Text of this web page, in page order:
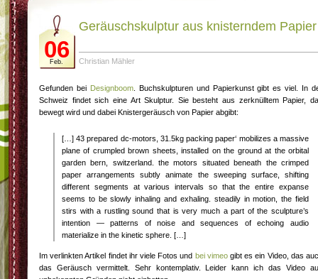
06
Feb.
Geräuschskulptur aus knisterndem Papier
Christian Mähler
Gefunden bei Designboom. Buchskulpturen und Papierkunst gibt es viel. In
Schweiz findet sich eine Art Skulptur. Sie besteht aus zerknülltem Papier,
bewegt wird und dabei Knistergeräusch von Papier abgibt:
[…] 43 prepared dc-motors, 31.5kg packing paper‘ mobilizes a massive
plane of crumpled brown sheets, installed on the ground at the orbital
garden bern, switzerland. the motors situated beneath the crimped
paper arrangements subtly animate the sweeping surface, shifting
different segments at various intervals so that the entire expanse
seems to be slowly inhaling and exhaling. steadily in motion, the field
stirs with a rustling sound that is very much a part of the sculpture’s
intention — patterns of noise and sequences of echoing audio
materialize in the kinetic sphere. […]
Im verlinkten Artikel findet ihr viele Fotos und bei vimeogibt es ein Video, das
das Geräusch vermittelt. Sehr kontemplativ. Leider kann ich das Video